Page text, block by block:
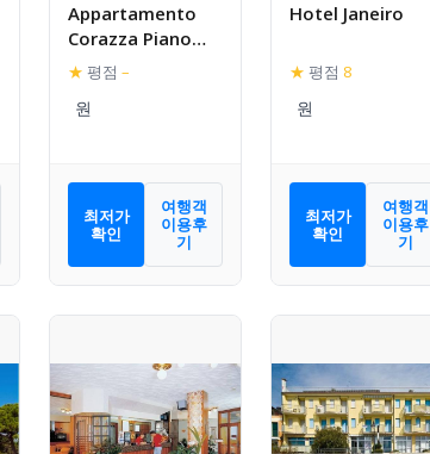
Appartamento
Corazza Piano
Terra
★ 평점 –
최저가
확인
여행객
이용후
기
Hotel Janeiro
★ 평점 8
최저가
확인
여행객
이용후
기